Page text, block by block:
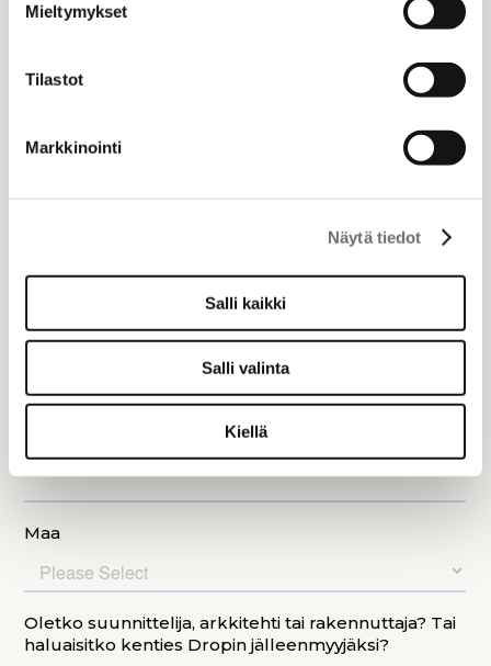
Mieltymykset
Tilastot
Markkinointi
Näytä tiedot
Salli kaikki
Salli valinta
Kiellä